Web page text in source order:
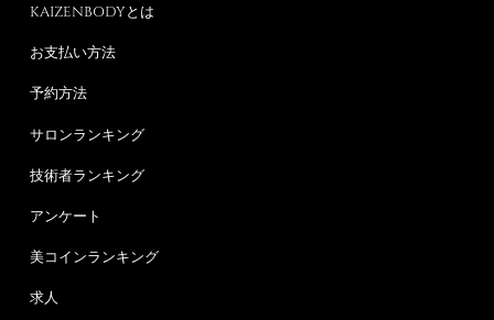
KAIZENBODYとは
お支払い方法
予約方法
サロンランキング
技術者ランキング
アンケート
美コインランキング
求人